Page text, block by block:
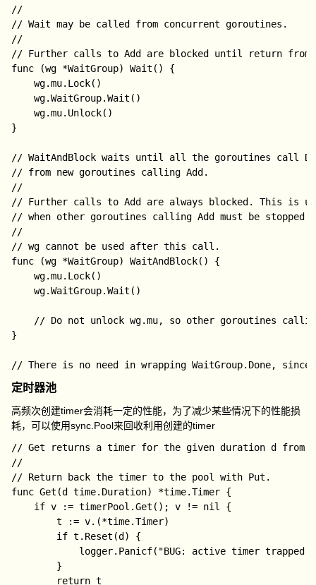
//
// Wait may be called from concurrent goroutines.
//
// Further calls to Add are blocked until return from
func (wg *WaitGroup) Wait() {
	wg.mu.Lock()
	wg.WaitGroup.Wait()
	wg.mu.Unlock()
}
// WaitAndBlock waits until all the goroutines call
// from new goroutines calling Add.
//
// Further calls to Add are always blocked. This is
// when other goroutines calling Add must be stopped.
//
// wg cannot be used after this call.
func (wg *WaitGroup) WaitAndBlock() {
	wg.mu.Lock()
	wg.WaitGroup.Wait()
}
定时器池
高频次创建timer会消耗一定的性能，为了减少某些情况下的性能损
耗，可以使用sync.Pool来回收利用创建的timer
// Get returns a timer for the given duration d from
//
// Return back the timer to the pool with Put.
func Get(d time.Duration) *time.Timer {
		t := v.(*time.Timer)